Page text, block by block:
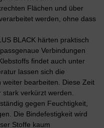
Flächen und über
werden, ohne dass
BLACK härten praktisch
Verbindungen
findet auch unter
lassen sich die
weiter bearbeiten. Diese Zeit
verkürzt werden.
gegen Feuchtigkeit,
Die Bindefestigkeit wird
Stoffe kaum